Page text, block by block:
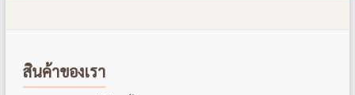
สินค้าของเรา